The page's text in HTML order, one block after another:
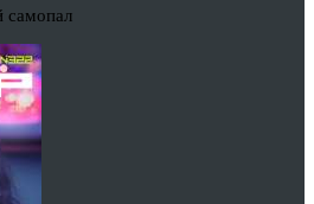
самопал